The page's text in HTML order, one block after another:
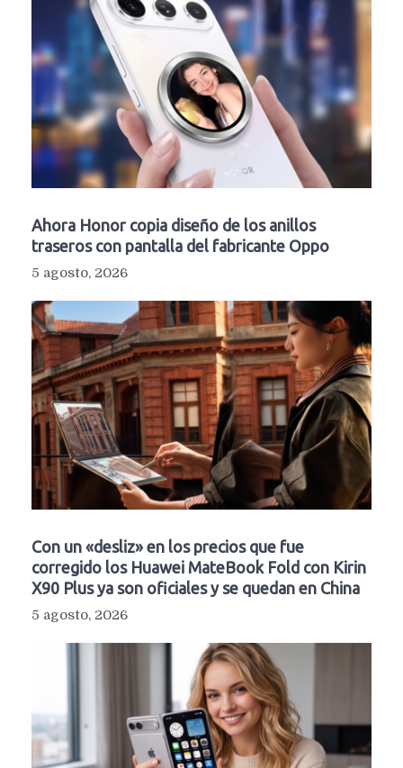
Ahora Honor copia diseño de los anillos
traseros con pantalla del fabricante Oppo
5 agosto, 2026
Con un «desliz» en los precios que fue
corregido los Huawei MateBook Fold con Kirin
X90 Plus ya son oficiales y se quedan en China
5 agosto, 2026